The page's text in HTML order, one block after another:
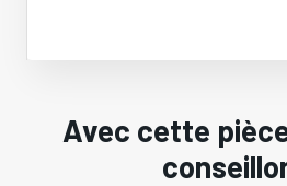
Avec cette